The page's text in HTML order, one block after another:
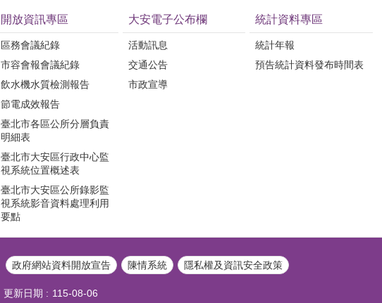
開放資訊專區
區務會議紀錄
市容會報會議紀錄
飲水機水質檢測報告
節電成效報告
臺北市各區公所分層負責
明細表
臺北市大安區行政中心監
視系統位置概述表
臺北市大安區公所錄影監
視系統影音資料處理利用
要點
大安電子公布欄
活動訊息
交通公告
市政宣導
統計資料專區
統計年報
預告統計資料發布時間表
政府網站資料開放宣告 陳情系統 隱私權及資訊安全政策
更新日期 115-08-06